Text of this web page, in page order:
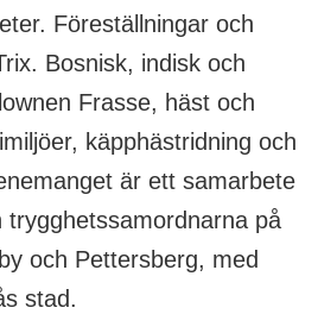
Föreställningar och
Bosnisk, indisk och
Frasse, häst och
käpphästridning och
är ett samarbete
trygghetssamordnarna på
och Pettersberg, med
stad.